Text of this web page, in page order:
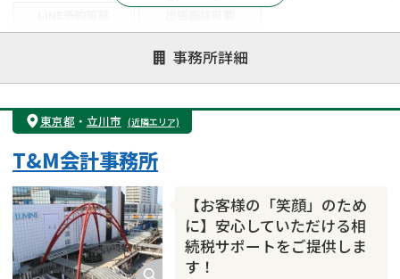
遺言書作成・遺言執行
相続放棄
相続登記
遺産分割
遺留分侵害額請求
相続税申告
相続手続き
銀行手続き
成年後見・任意後見
相続人調査
相続財産調査
相続トラブル
事務所詳細
東京都 ・ 立川市 (近隣エリア)
【お客様の「笑顔」のため
に】安心していただける相
続税サポートをご提供しま
す！
T&M会計事務所